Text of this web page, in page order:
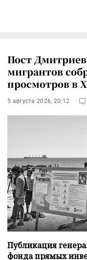
Пост
мигрантов
просмотров в X
5 августа 2026, 20:12
Публикация
фонда прямых